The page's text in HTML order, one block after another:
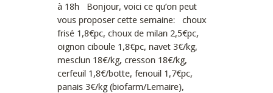
à 18h Bonjour, voici ce qu’on peut
vous proposer cette semaine: choux
frisé 1,8€pc, choux de milan 2,5€pc,
oignon ciboule 1,8€pc, navet 3€/kg,
mesclun 18€/kg, cresson 18€/kg,
cerfeuil 1,8€/botte, fenouil 1,7€pc,
panais 3€/kg (biofarm/Lemaire),